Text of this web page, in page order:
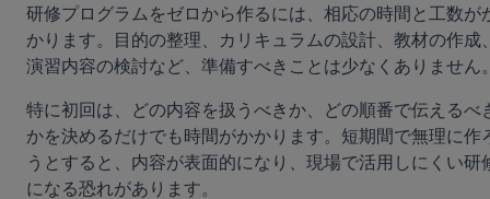
研修プログラムをゼロから作るには、相応の時間と工数が
かります。目的の整理、カリキュラムの設計、教材の作成
演習内容の検討など、準備すべきことは少なくありません
特に初回は、どの内容を扱うべきか、どの順番で伝えるべ
かを決めるだけでも時間がかかります。短期間で無理に作
うとすると、内容が表面的になり、現場で活用しにくい研
になる恐れがあります。